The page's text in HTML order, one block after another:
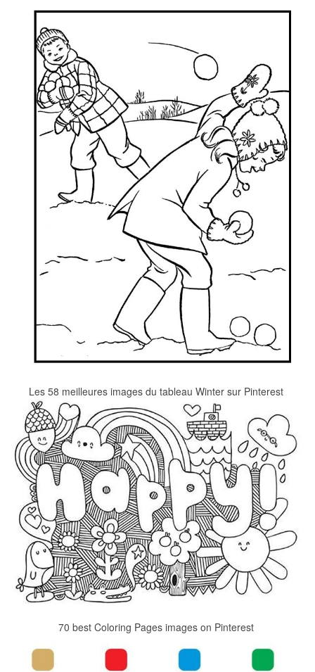
Les 58 meilleures images du tableau Winter sur Pinterest
70 best Coloring Pages images on Pinterest